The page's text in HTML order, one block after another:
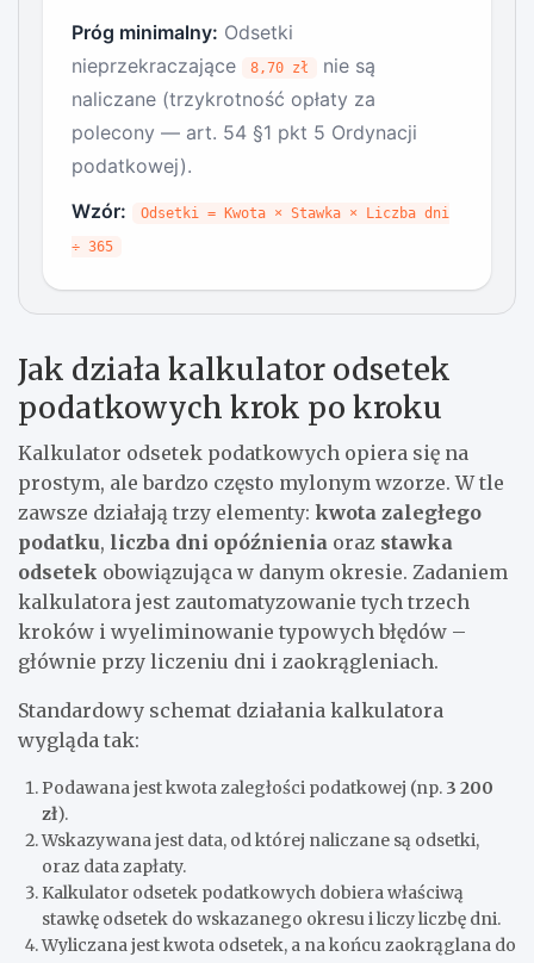
Próg minimalny: Odsetki
nieprzekraczające
8,70 zł
nie są
naliczane (trzykrotność opłaty za
polecony — art. 54 §1 pkt 5 Ordynacji
podatkowej).
Wzór:
Odsetki = Kwota × Stawka × Liczba dni
÷ 365
Jak działa kalkulator odsetek
podatkowych krok po kroku
Kalkulator odsetek podatkowych opiera się na
prostym, ale bardzo często mylonym wzorze. W tle
zawsze działają trzy elementy: kwota zaległego
podatku, liczba dni opóźnienia oraz stawka
odsetek obowiązująca w danym okresie. Zadaniem
kalkulatora jest zautomatyzowanie tych trzech
kroków i wyeliminowanie typowych błędów –
głównie przy liczeniu dni i zaokrągleniach.
Standardowy schemat działania kalkulatora
wygląda tak:
Podawana jest kwota zaległości podatkowej (np. 3 200
zł).
Wskazywana jest data, od której naliczane są odsetki,
oraz data zapłaty.
Kalkulator odsetek podatkowych dobiera właściwą
stawkę odsetek do wskazanego okresu i liczy liczbę dni.
Wyliczana jest kwota odsetek, a na końcu zaokrąglana do